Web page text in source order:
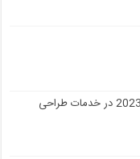
راهکارهای نوین با تکنولوژی 2023 در خدمات طراحی